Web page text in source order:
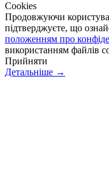
Сookies
Продовжуючи
підтверджуєте, що
положенням про
використанням файлів
Прийняти
Детальніше →